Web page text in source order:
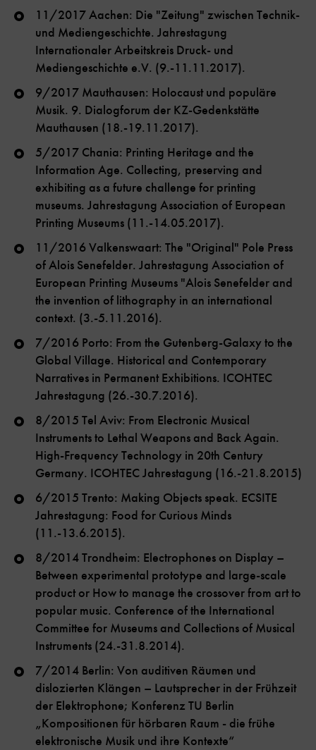
11/2017 Aachen: Die "Zeitung" zwischen Technik-
und Mediengeschichte. Jahrestagung
Internationaler Arbeitskreis Druck- und
Mediengeschichte e.V. (9.-11.11.2017).
9/2017 Mauthausen: Holocaust und populäre
Musik. 9. Dialogforum der KZ-Gedenkstätte
Mauthausen (18.-19.11.2017).
5/2017 Chania: Printing Heritage and the
Information Age. Collecting, preserving and
exhibiting as a future challenge for printing
museums. Jahrestagung Association of European
Printing Museums (11.-14.05.2017).
11/2016 Valkenswaart: The "Original" Pole Press
of Alois Senefelder. Jahrestagung Association of
European Printing Museums "Alois Senefelder and
the invention of lithography in an international
context. (3.-5.11.2016).
7/2016 Porto: From the Gutenberg-Galaxy to the
Global Village. Historical and Contemporary
Narratives in Permanent Exhibitions. ICOHTEC
Jahrestagung (26.-30.7.2016).
8/2015 Tel Aviv: From Electronic Musical
Instruments to Lethal Weapons and Back Again.
High-Frequency Technology in 20th Century
Germany. ICOHTEC Jahrestagung (16.-21.8.2015)
6/2015 Trento: Making Objects speak. ECSITE
Jahrestagung: Food for Curious Minds
(11.-13.6.2015).
8/2014 Trondheim: Electrophones on Display –
Between experimental prototype and large-scale
product or How to manage the crossover from art to
popular music. Conference of the International
Committee for Museums and Collections of Musical
Instruments (24.-31.8.2014).
7/2014 Berlin: Von auditiven Räumen und
dislozierten Klängen – Lautsprecher in der Frühzeit
der Elektrophone; Konferenz TU Berlin
„Kompositionen für hörbaren Raum - die frühe
elektronische Musik und ihre Kontexte“